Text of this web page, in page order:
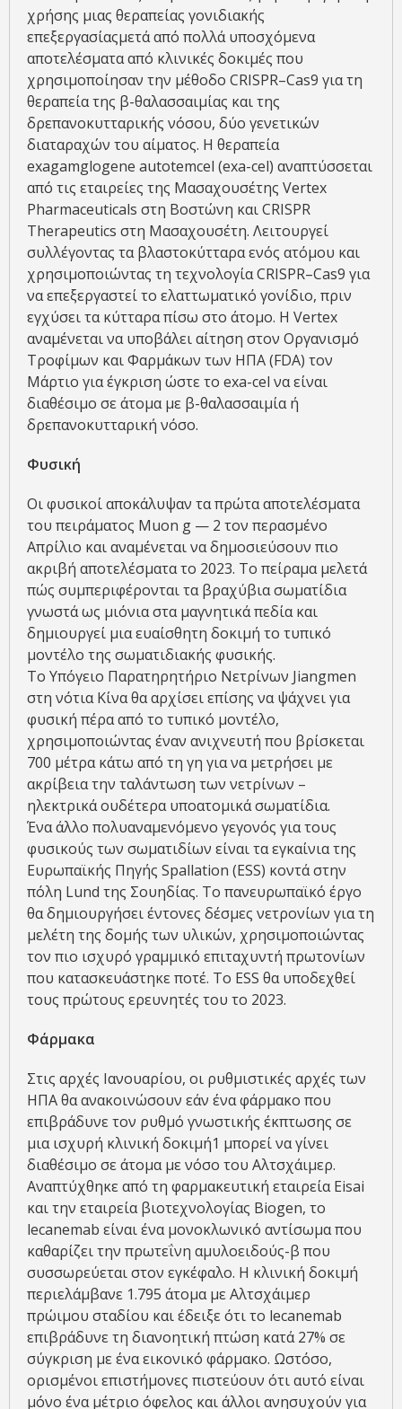
χρήσης μιας θεραπείας γονιδιακής
επεξεργασίαςμετά από πολλά υποσχόμενα
αποτελέσματα από κλινικές δοκιμές που
χρησιμοποίησαν την μέθοδο CRISPR–Cas9 για τη
θεραπεία της β-θαλασσαιμίας και της
δρεπανοκυτταρικής νόσου, δύο γενετικών
διαταραχών του αίματος. Η θεραπεία
exagamglogene autotemcel (exa-cel) αναπτύσσεται
από τις εταιρείες της Μασαχουσέτης Vertex
Pharmaceuticals στη Βοστώνη και CRISPR
Therapeutics στη Μασαχουσέτη. Λειτουργεί
συλλέγοντας τα βλαστοκύτταρα ενός ατόμου και
χρησιμοποιώντας τη τεχνολογία CRISPR–Cas9 για
να επεξεργαστεί το ελαττωματικό γονίδιο, πριν
εγχύσει τα κύτταρα πίσω στο άτομο. Η Vertex
αναμένεται να υποβάλει αίτηση στον Οργανισμό
Τροφίμων και Φαρμάκων των ΗΠΑ (FDA) τον
Μάρτιο για έγκριση ώστε το exa-cel να είναι
διαθέσιμο σε άτομα με β-θαλασσαιμία ή
δρεπανοκυτταρική νόσο.
Φυσική
Οι φυσικοί αποκάλυψαν τα πρώτα αποτελέσματα
του πειράματος Muon g — 2 τον περασμένο
Απρίλιο και αναμένεται να δημοσιεύσουν πιο
ακριβή αποτελέσματα το 2023. Το πείραμα μελετά
πώς συμπεριφέρονται τα βραχύβια σωματίδια
γνωστά ως μιόνια στα μαγνητικά πεδία και
δημιουργεί μια ευαίσθητη δοκιμή το τυπικό
μοντέλο της σωματιδιακής φυσικής.
Το Υπόγειο Παρατηρητήριο Νετρίνων Jiangmen
στη νότια Κίνα θα αρχίσει επίσης να ψάχνει για
φυσική πέρα ​​από το τυπικό μοντέλο,
χρησιμοποιώντας έναν ανιχνευτή που βρίσκεται
700 μέτρα κάτω από τη γη για να μετρήσει με
ακρίβεια την ταλάντωση των νετρίνων –
ηλεκτρικά ουδέτερα υποατομικά σωματίδια.
Ένα άλλο πολυαναμενόμενο γεγονός για τους
φυσικούς των σωματιδίων είναι τα εγκαίνια της
Ευρωπαϊκής Πηγής Spallation (ESS) κοντά στην
πόλη Lund της Σουηδίας. Το πανευρωπαϊκό έργο
θα δημιουργήσει έντονες δέσμες νετρονίων για τη
μελέτη της δομής των υλικών, χρησιμοποιώντας
τον πιο ισχυρό γραμμικό επιταχυντή πρωτονίων
που κατασκευάστηκε ποτέ. Το ESS θα υποδεχθεί
τους πρώτους ερευνητές του το 2023.
Φάρμακα
Στις αρχές Ιανουαρίου, οι ρυθμιστικές αρχές των
ΗΠΑ θα ανακοινώσουν εάν ένα φάρμακο που
επιβράδυνε τον ρυθμό γνωστικής έκπτωσης σε
μια ισχυρή κλινική δοκιμή1 μπορεί να γίνει
διαθέσιμο σε άτομα με νόσο του Αλτσχάιμερ.
Αναπτύχθηκε από τη φαρμακευτική εταιρεία Eisai
και την εταιρεία βιοτεχνολογίας Biogen, το
lecanemab είναι ένα μονοκλωνικό αντίσωμα που
καθαρίζει την πρωτεΐνη αμυλοειδούς-β που
συσσωρεύεται στον εγκέφαλο. Η κλινική δοκιμή
περιελάμβανε 1.795 άτομα με Αλτσχάιμερ
πρώιμου σταδίου και έδειξε ότι το lecanemab
επιβράδυνε τη διανοητική πτώση κατά 27% σε
σύγκριση με ένα εικονικό φάρμακο. Ωστόσο,
ορισμένοι επιστήμονες πιστεύουν ότι αυτό είναι
μόνο ένα μέτριο όφελος και άλλοι ανησυχούν για